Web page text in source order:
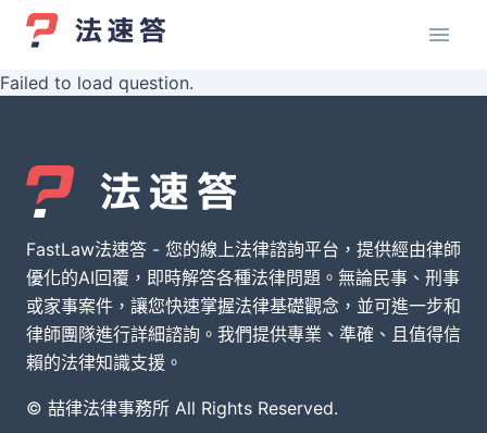
Failed to load question.
FastLaw法速答 - 您的線上法律諮詢平台，提供經由律師
優化的AI回覆，即時解答各種法律問題。無論民事、刑事
或家事案件，讓您快速掌握法律基礎觀念，並可進一步和
律師團隊進行詳細諮詢。我們提供專業、準確、且值得信
賴的法律知識支援。
© 喆律法律事務所 All Rights Reserved.